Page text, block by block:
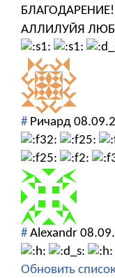
БЛАГОДАРЕНИЕ!
АЛЛИЛУЙЯ
# Ричард
# Alexandr
Обновить